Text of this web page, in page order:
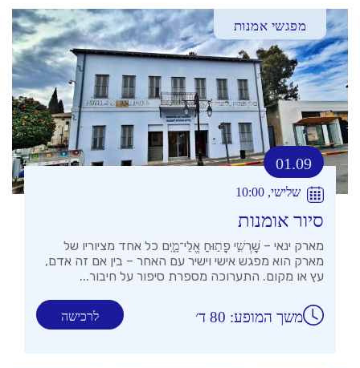
מפגשי אמנות
01.09
שלישי, 10:00
סיור אומנות
מארק ינאי – שׇׁרְשִׁ֣י פָת֣וּחַ אֱלֵי־מָ֑יִם כל אחד מציוריו של
מארק הוא מפגש אישי וישיר עם האחר – בין אם זה אדם,
עץ או מקום. התערוכה מספרת סיפור על חיבור...
לרכישה משך המופע: 80 ד׳